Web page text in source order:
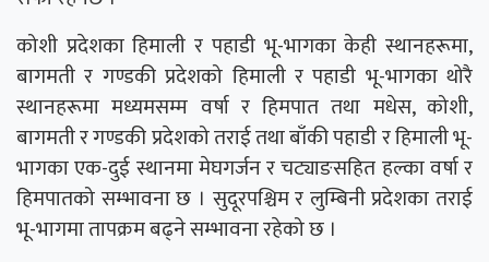
कोशी प्रदेशका हिमाली र पहाडी भू-भागका केही स्थानहरूमा,
बागमती र गण्डकी प्रदेशको हिमाली र पहाडी भू-भागका थोरै
स्थानहरूमा मध्यमसम्म वर्षा र हिमपात तथा मधेस, कोशी,
बागमती र गण्डकी प्रदेशको तराई तथा बाँकी पहाडी र हिमाली भू-
भागका एक-दुई स्थानमा मेघगर्जन र चट्याङसहित हल्का वर्षा र
हिमपातको सम्भावना छ । सुदूरपश्चिम र लुम्बिनी प्रदेशका तराई
भू-भागमा तापक्रम बढ्ने सम्भावना रहेको छ ।